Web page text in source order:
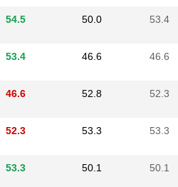
54.5 50.0 53.4
53.4 46.6 46.6
46.6 52.8 52.3
52.3 53.3 53.3
53.3 50.1 50.1